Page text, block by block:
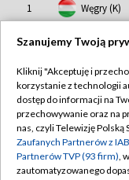
1 Węgry (K)
2 Islandia (K)
3
4 Słowenia
Szanujemy Twoją
Kliknij "Akceptuję i
korzystanie z technologii
dostęp do informacji na
przechowywanie oraz na
nas, czyli Telewizję Polską
Zaufanych Partnerów z
Partnerów TVP (93 firm),
zautomatyzowanego